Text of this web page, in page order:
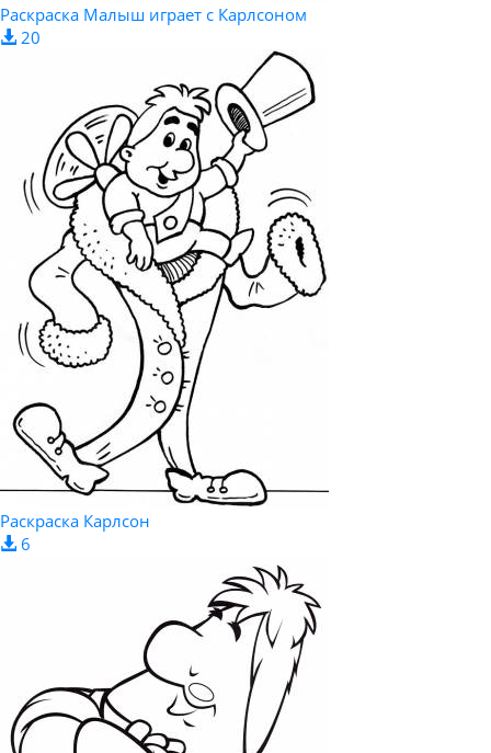
Раскраска Малыш играет с Карлсоном
20
Раскраска Карлсон
6